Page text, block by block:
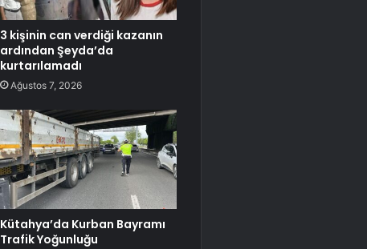
3 kişinin can verdiği kazanın
ardından Şeyda’da
kurtarılamadı
Ağustos 7, 2026
Kütahya’da Kurban Bayramı
Trafik Yoğunluğu